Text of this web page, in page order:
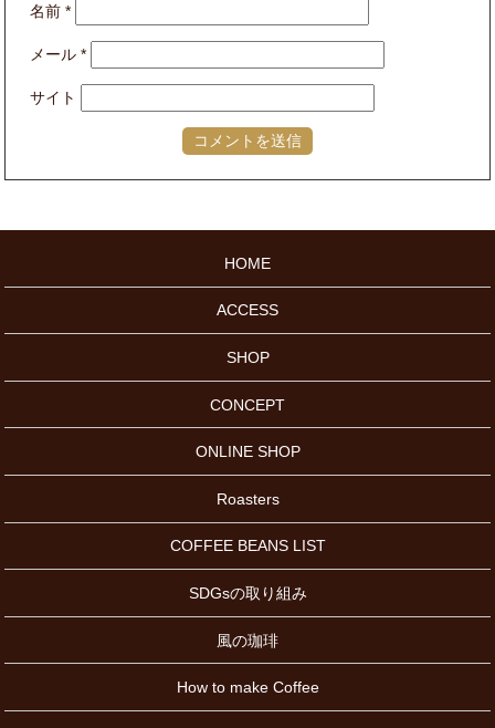
名前*
メール*
サイト
HOME
ACCESS
SHOP
CONCEPT
ONLINE SHOP
Roasters
COFFEE BEANS LIST
SDGsの取り組み
風の珈琲
How to make Coffee